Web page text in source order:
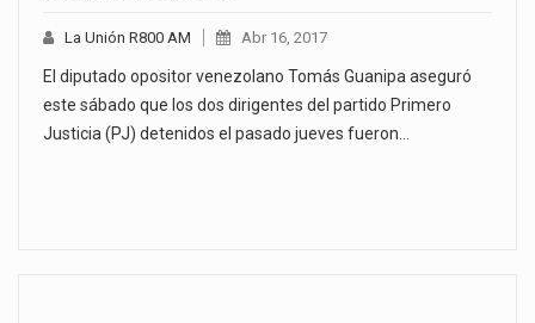
La Unión R800 AM Abr 16, 2017
El diputado opositor venezolano Tomás Guanipa aseguró
este sábado que los dos dirigentes del partido Primero
Justicia (PJ) detenidos el pasado jueves fueron…